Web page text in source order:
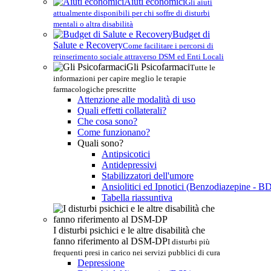
Gli aiuti
attualmente disponibili per chi soffre di disturbi
mentali o altra disabilità
Budget di
Salute e RecoveryCome facilitare i percorsi di
reinserimento sociale attraverso DSM ed Enti Locali
Gli PsicofarmaciTutte le
informazioni per capire meglio le terapie
farmacologiche prescritte
Attenzione alle modalità di uso
Quali effetti collaterali?
Che cosa sono?
Come funzionano?
Quali sono?
Antipsicotici
Antidepressivi
Stabilizzatori dell'umore
Ansiolitici ed Ipnotici (Benzodiazepine -
Tabella riassuntiva
I disturbi psichici e le altre disabilità che
fanno riferimento al DSM-DPI disturbi più
frequenti presi in carico nei servizi pubblici di cura
Depressione